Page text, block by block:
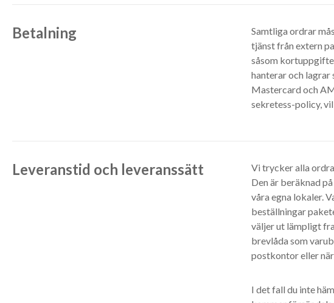
Betalning
Samtliga ordrar
tjänst från extern
såsom
hanterar och lagrar
Mastercard och
sekretess-policy,
Leveranstid och leveranssätt
Vi trycker alla
Den är beräknad
våra egna lokaler.
beställningar
väljer ut lämpligt
brevlåda som
postkontor eller
I det fall du inte